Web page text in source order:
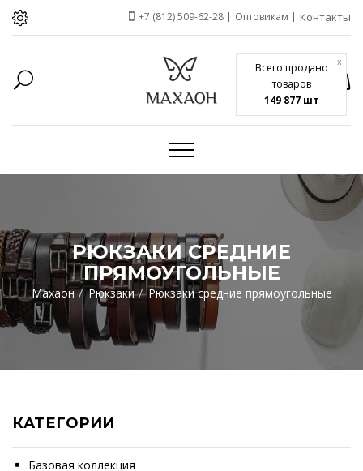
Всего продано
товаров
149 877 шт
x
+7 (812) 509-62-28 Оптовикам Контакты
РЮКЗАКИ СРЕДНИЕ
ПРЯМОУГОЛЬНЫЕ
Махаон Рюкзаки Рюкзаки средние прямоугольные
КАТЕГОРИИ
Базовая коллекция